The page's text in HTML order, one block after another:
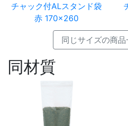
チャック付ALスタンド袋
赤 170×260
同じサイズの商
同材質